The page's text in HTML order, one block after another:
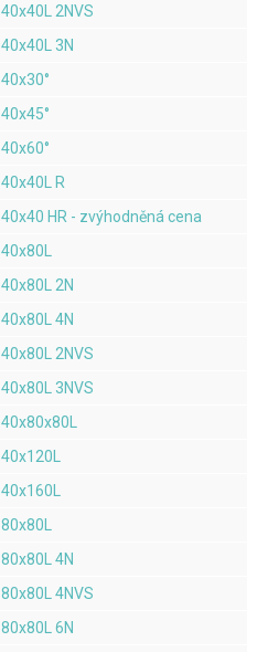
40x40L 2NVS
40x40L 3N
40x30°
40x45°
40x60°
40x40L R
40x40 HR - zvýhodněná cena
40x80L
40x80L 2N
40x80L 4N
40x80L 2NVS
40x80L 3NVS
40x80x80L
40x120L
40x160L
80x80L
80x80L 4N
80x80L 4NVS
80x80L 6N